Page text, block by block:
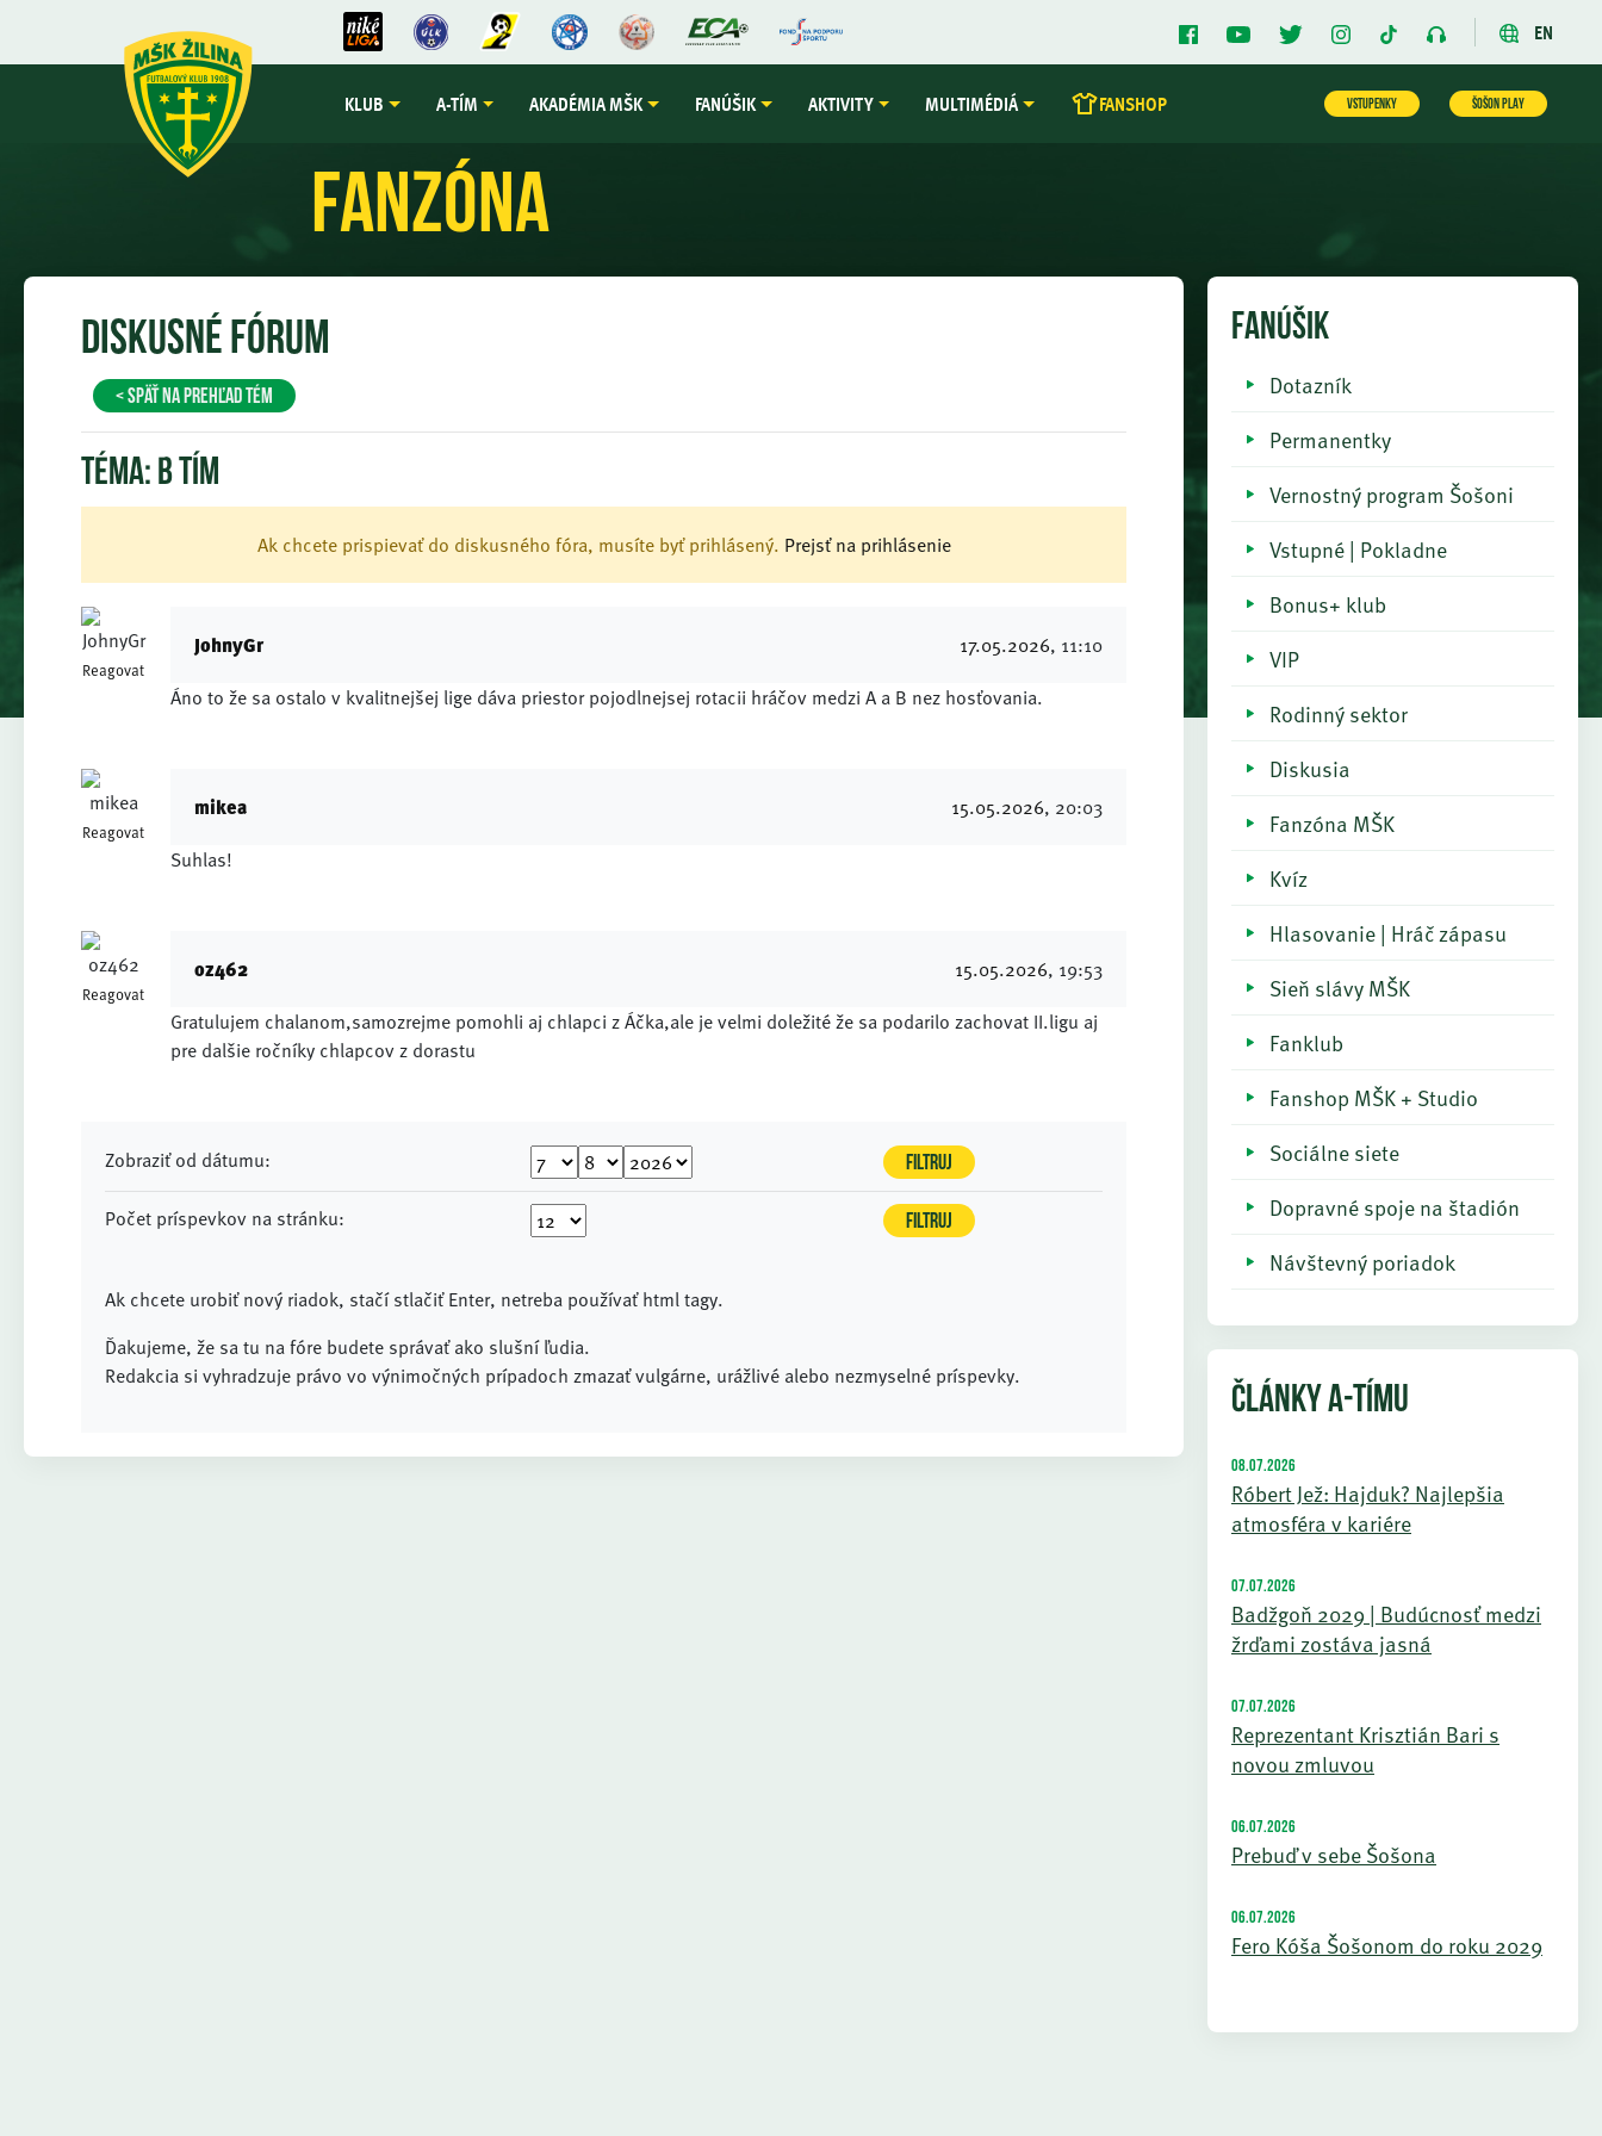
EN
KLUB A-TÍM AKADÉMIA MŠK FANÚŠIK AKTIVITY MULTIMÉDIÁ FANSHOP VSTUPENKY ŠOŠON PLAY
Fanzóna
Diskusné fórum
< späť na prehľad tém
Téma: B tím
Ak chcete prispievať do diskusného fóra, musíte byť prihlásený. Prejsť na prihlásenie
Reagovat
JohnyGr 17.05.2026, 11:10
Áno to že sa ostalo v kvalitnejšej lige dáva priestor pojodlnejsej rotacii hráčov medzi A a B nez hosťovania.
Reagovat
mikea 15.05.2026, 20:03
Suhlas!
Reagovat
oz462 15.05.2026, 19:53
Gratulujem chalanom,samozrejme pomohli aj chlapci z Áčka,ale je velmi doležité že sa podarilo zachovat II.ligu aj
pre dalšie ročníky chlapcov z dorastu
Zobraziť od dátumu:
Počet príspevkov na stránku:
Ak chcete urobiť nový riadok, stačí stlačiť Enter, netreba používať html tagy.
Ďakujeme, že sa tu na fóre budete správať ako slušní ľudia.
Redakcia si vyhradzuje právo vo výnimočných prípadoch zmazať vulgárne, urážlivé alebo nezmyselné príspevky.
FANÚŠIK
Dotazník
Permanentky
Vernostný program Šošoni
Vstupné | Pokladne
Bonus+ klub
VIP
Rodinný sektor
Diskusia
Fanzóna MŠK
Kvíz
Hlasovanie | Hráč zápasu
Sieň slávy MŠK
Fanklub
Fanshop MŠK + Studio
Sociálne siete
Dopravné spoje na štadión
Návštevný poriadok
ČLÁNKY A-TÍMU
08.07.2026
Róbert Jež: Hajduk? Najlepšia
atmosféra v kariére
07.07.2026
Badžgoň 2029 | Budúcnosť medzi
žrďami zostáva jasná
07.07.2026
Reprezentant Krisztián Bari s
novou zmluvou
06.07.2026
Prebuď v sebe Šošona
06.07.2026
Fero Kóša Šošonom do roku 2029